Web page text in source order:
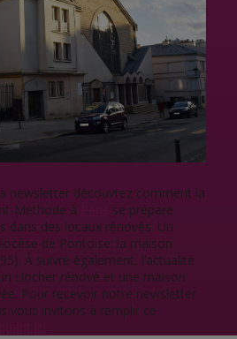
newsletter découvrez comment la
Méthode à
se prépare
dans des locaux rénovés. Un
de Pontoise: la maison
À suivre également, l’actualité
clocher rénové et une maison
Pour recevoir notre newsletter
vous invitons à remplir ce
.